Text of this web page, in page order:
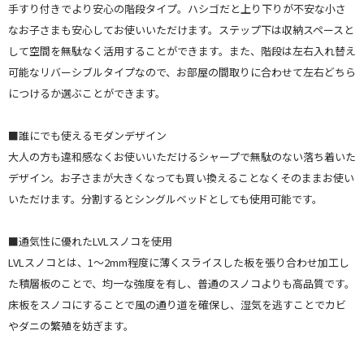
手すり付きでより安心の階段タイプ。ハシゴだと上り下りが不安な小さ
なお子さまも安心してお使いいただけます。ステップ下は収納スペースと
して空間を無駄なく活用することができます。また、階段は左右入れ替え
可能なリバーシブルタイプなので、お部屋の間取りに合わせて左右どちら
につけるか選ぶことができます。
■誰にでも使えるモダンデザイン
大人の方も違和感なくお使いいただけるシャープで無駄のない落ち着いた
デザイン。お子さまが大きくなっても買い換えることなくそのままお使い
いただけます。分割するとシングルベッドとしても使用可能です。
■通気性に優れたLVLスノコを使用
LVLスノコとは、1～2mm程度に薄くスライスした板を張り合わせ加工し
た積層板のことで、均一な強度を有し、普通のスノコよりも高品質です。
床板をスノコにすることで風の通り道を確保し、湿気を逃すことでカビ
やダニの繁殖を妨ぎます。